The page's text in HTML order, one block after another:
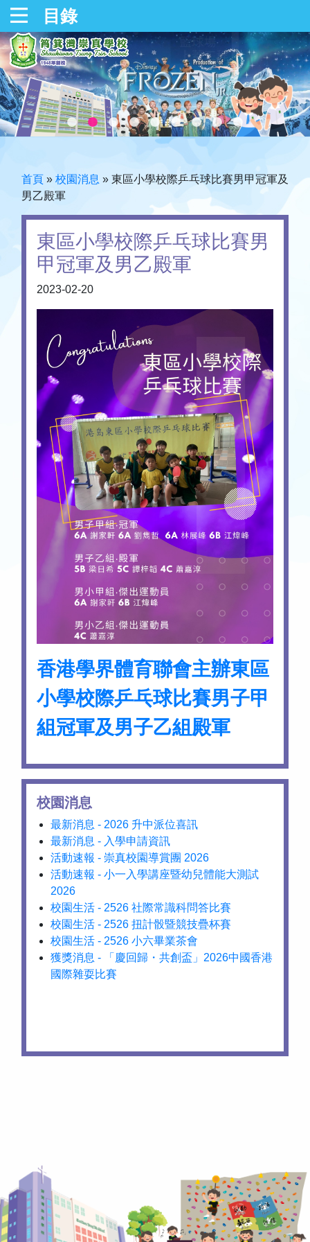
目錄
首頁 » 校園消息 » 東區小學校際乒乓球比賽男甲冠軍及
男乙殿軍
東區小學校際乒乓球比賽男
甲冠軍及男乙殿軍
2023-02-20
香港學界體育聯會主辦東區
小學校際乒乓球比賽男子甲
組冠軍及男子乙組殿軍
校園消息
最新消息 - 2026 升中派位喜訊
最新消息 - 入學申請資訊
活動速報 - 崇真校園導賞團 2026
活動速報 - 小一入學講座暨幼兒體能大測試
2026
校園生活 - 2526 社際常識科問答比賽
校園生活 - 2526 扭計骰暨競技疊杯賽
校園生活 - 2526 小六畢業茶會
獲獎消息 - 「慶回歸・共創盃」2026中國香港
國際雜耍比賽